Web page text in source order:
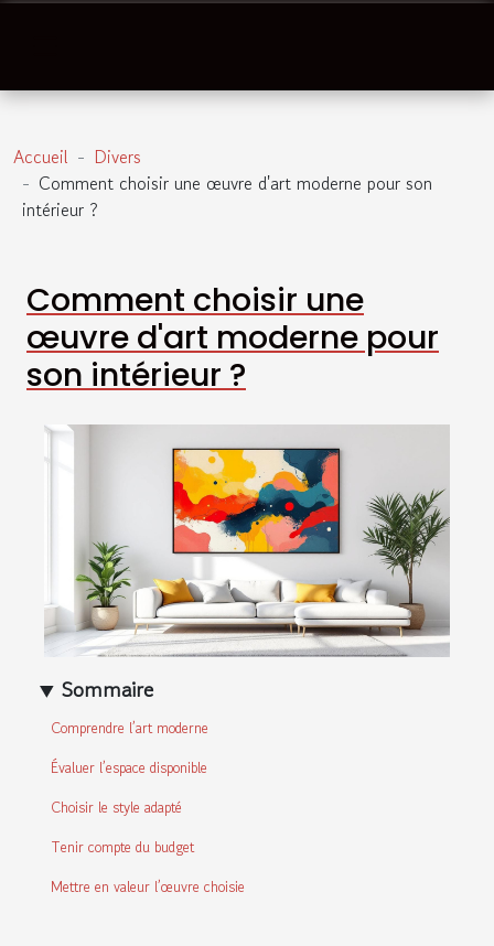
Accueil
Divers
Comment choisir une œuvre d'art moderne pour son
intérieur ?
Comment choisir une
œuvre d'art moderne pour
son intérieur ?
Sommaire
Comprendre l’art moderne
Évaluer l’espace disponible
Choisir le style adapté
Tenir compte du budget
Mettre en valeur l’œuvre choisie